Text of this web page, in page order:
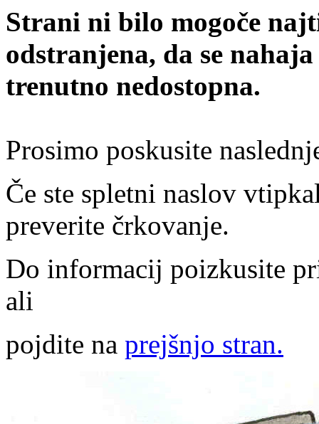
Strani ni bilo mogoče
odstranjena, da se
trenutno nedostopna.
Prosimo poskusite
Če ste spletni naslov
preverite črkovanje.
Do informacij poizkusite
ali
pojdite na prejšnjo stran.